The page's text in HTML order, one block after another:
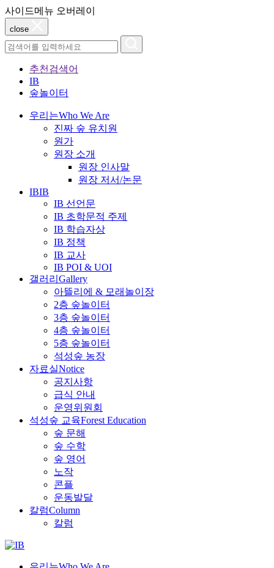
사이드메뉴 오버레이
close
추천검색어
IB
숲놀이터
우리는Who We Are
진짜 숲 유치원
원가
원장 소개
원장 인사말
원장 저서/논문
IBIB
IB 선언문
IB 초학문적 주제
IB 학습자상
IB 정책
IB 교사
IB POI & UOI
갤러리 Gallery
아뜰리에 & 모래놀이장
2층 숲놀이터
3층 숲놀이터
4층 숲놀이터
5층 숲놀이터
석성숲 농장
자료실Notice
공지사항
급식 안내
운영위원회
석성숲 교육Forest Education
숲 문해
숲 수학
숲 영어
노작
콘플
운동발달
칼럼Column
칼럼